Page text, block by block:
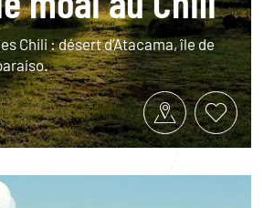
Chili : désert d’Atacama, île de